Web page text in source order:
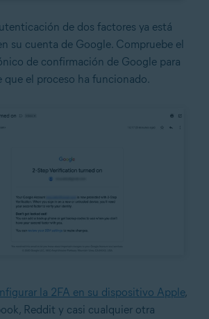
de dos factores ya está
su cuenta de Google. Compruebe el
de confirmación de Google para
que el proceso ha funcionado.
la 2FA en su dispositivo Apple,
Reddit y casi cualquier otra